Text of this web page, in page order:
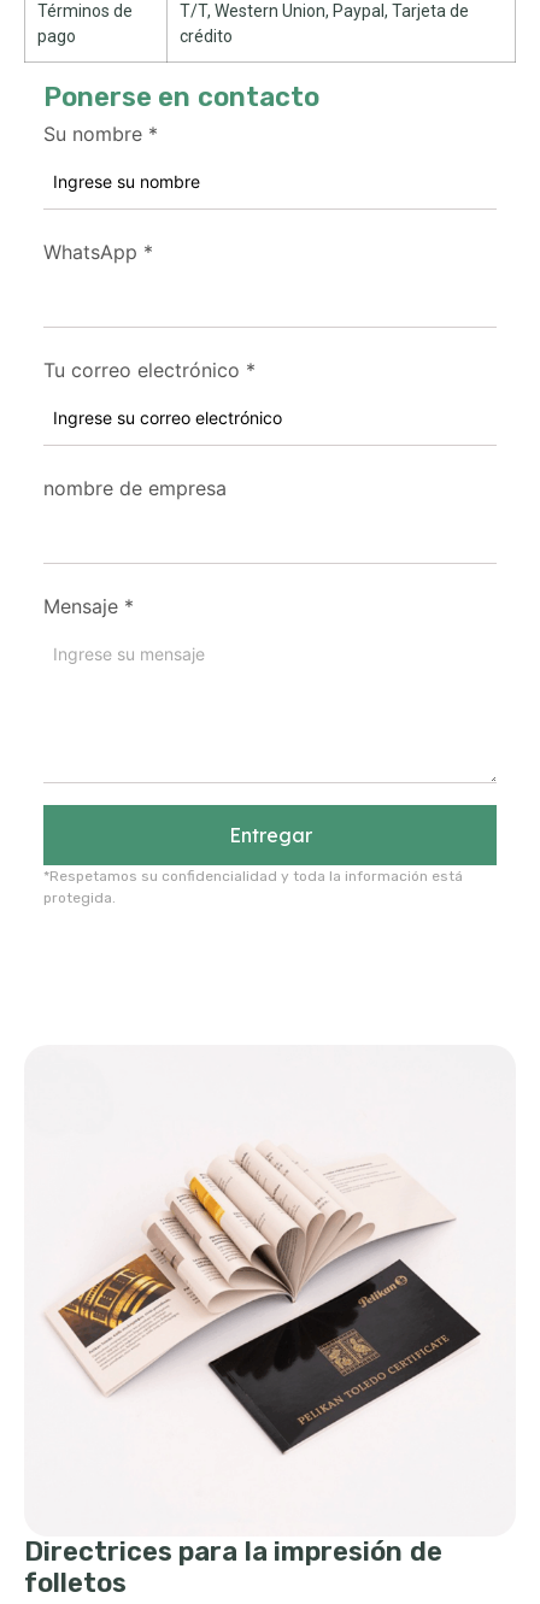
Términos de
pago
T/T, Western Union, Paypal, Tarjeta de
crédito
Ponerse en contacto
Su nombre *
WhatsApp *
Tu correo electrónico *
nombre de empresa
Mensaje *
Entregar
*Respetamos su confidencialidad y toda la información está
protegida.
Directrices para la impresión de
folletos